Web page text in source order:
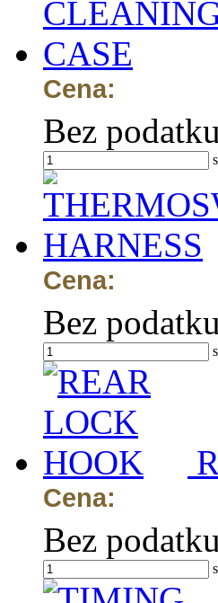
Cena:
Bez podatku
Cena:
Bez podatku
Cena:
Bez podatku